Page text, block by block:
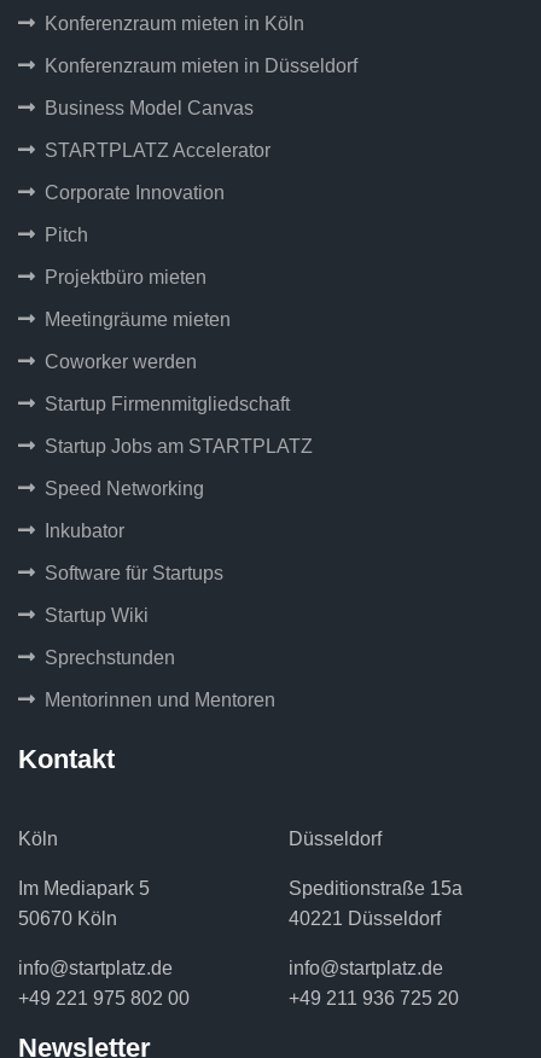
Konferenzraum mieten in Köln
Konferenzraum mieten in Düsseldorf
Business Model Canvas
STARTPLATZ Accelerator
Corporate Innovation
Pitch
Projektbüro mieten
Meetingräume mieten
Coworker werden
Startup Firmenmitgliedschaft
Startup Jobs am STARTPLATZ
Speed Networking
Inkubator
Software für Startups
Startup Wiki
Sprechstunden
Mentorinnen und Mentoren
Kontakt
Köln
Im Mediapark 5
50670 Köln
info@startplatz.de
+49 221 975 802 00
Düsseldorf
Speditionstraße 15a
40221 Düsseldorf
info@startplatz.de
+49 211 936 725 20
Newsletter